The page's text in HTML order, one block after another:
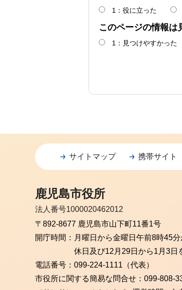
1：役に立った
このページの情報は
1：見つけやすかった
サイトマップ 携帯サイト
鹿児島市役所
法人番号1000020462012
〒892-8677 鹿児島市山下町11番1号
開庁時間： 月曜日から金曜日 午前8時45
休日及び12月29日から1月3日
電話番号： 099-224-1111（代表）
市役所に関する簡易な問合せ： 099-808-